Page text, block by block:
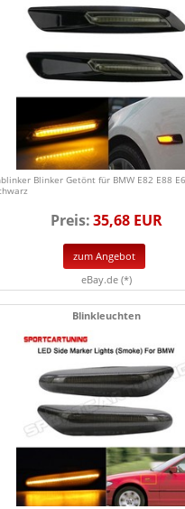
Blinker Getönt für BMW E82 E88
Preis:35,68 EUR
zum Angebot
eBay.de (*)
Blinkleuchten